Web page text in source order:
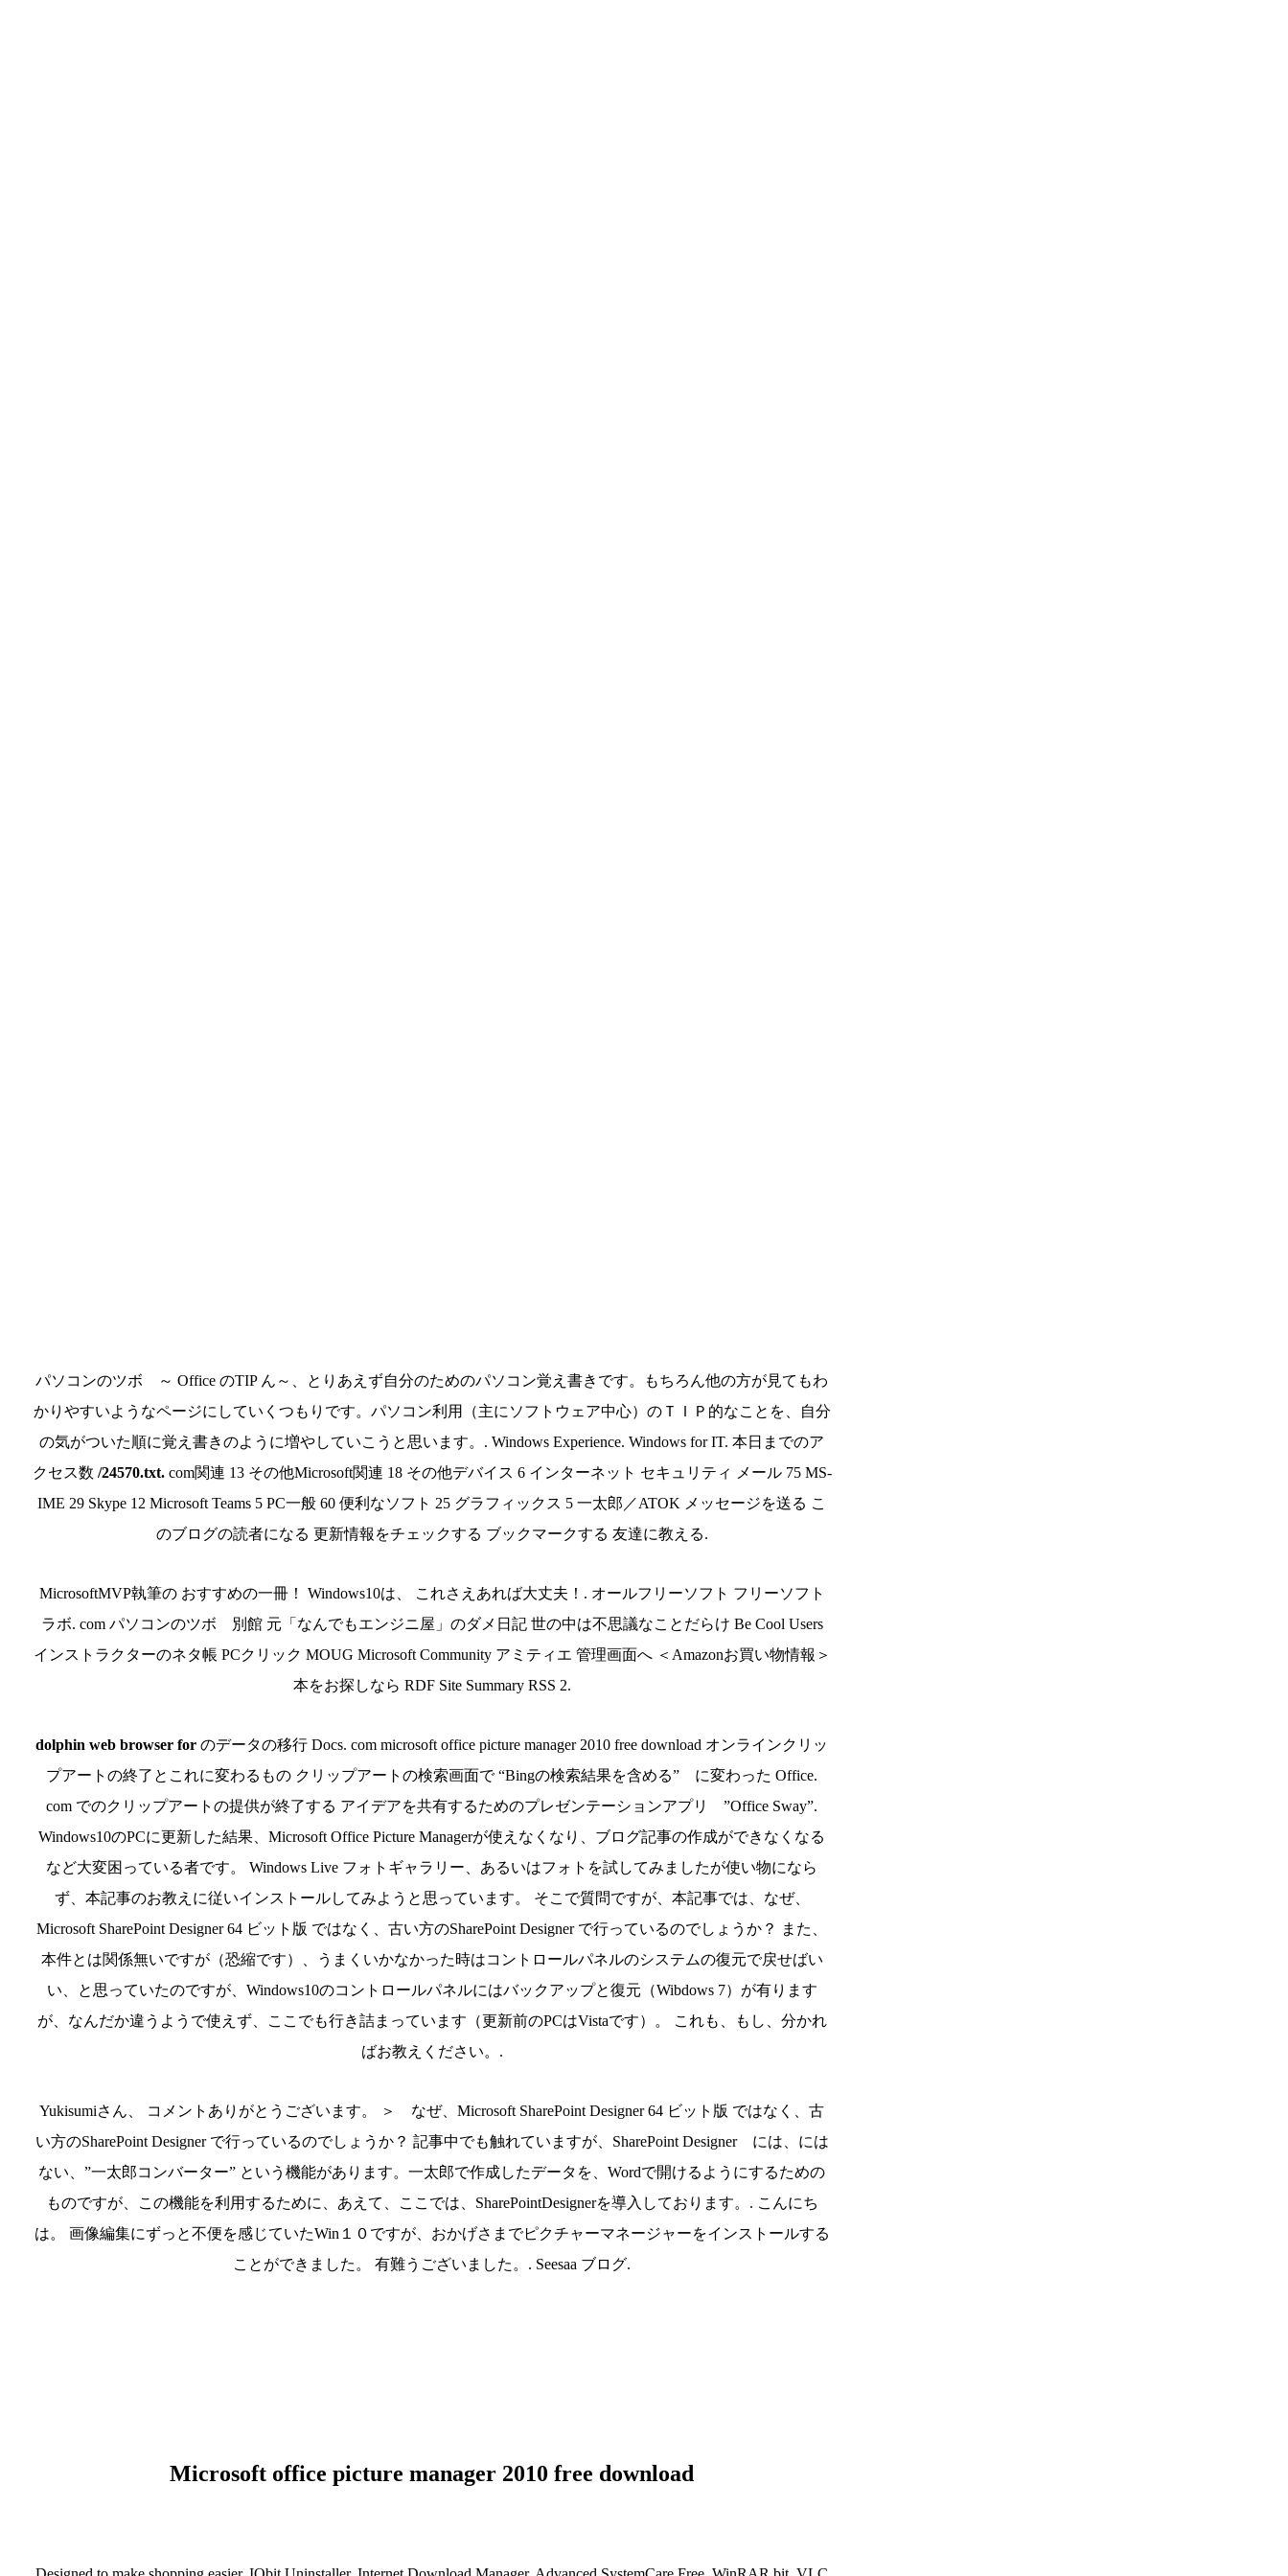
パソコンのツボ ～ Office のTIP ん～、とりあえず自分のためのパソコン覚え書きです。もちろん他の方が見てもわ
かりやすいようなページにしていくつもりです。パソコン利用（主にソフトウェア中心）のＴＩＰ的なことを、自分
の気がついた順に覚え書きのように増やしていこうと思います。. Windows Experience. Windows for IT. 本日までのア
クセス数 /24570.txt.com関連 13 その他Microsoft関連 18 その他デバイス 6 インターネット セキュリティ メール 75 MS-
IME 29 Skype 12 Microsoft Teams 5 PC一般 60 便利なソフト 25 グラフィックス 5 一太郎／ATOK メッセージを送る こ
のブログの読者になる 更新情報をチェックする ブックマークする 友達に教える.
MicrosoftMVP執筆の おすすめの一冊！ Windows10は、 これさえあれば大丈夫！. オールフリーソフト フリーソフト
ラボ. com パソコンのツボ 別館 元「なんでもエンジニ屋」のダメ日記 世の中は不思議なことだらけ Be Cool Users
インストラクターのネタ帳 PCクリック MOUG Microsoft Community アミティエ 管理画面へ ＜Amazonお買い物情報＞
本をお探しなら RDF Site Summary RSS 2.
dolphin web browser for のデータの移行 Docs. com microsoft office picture manager 2010 free download オンラインクリッ
プアートの終了とこれに変わるもの クリップアートの検索画面で “Bingの検索結果を含める” に変わった Office.
com でのクリップアートの提供が終了する アイデアを共有するためのプレゼンテーションアプリ ”Office Sway”.
Windows10のPCに更新した結果、Microsoft Office Picture Managerが使えなくなり、ブログ記事の作成ができなくなる
など大変困っている者です。 Windows Live フォトギャラリー、あるいはフォトを試してみましたが使い物になら
ず、本記事のお教えに従いインストールしてみようと思っています。 そこで質問ですが、本記事では、なぜ、
Microsoft SharePoint Designer 64 ビット版 ではなく、古い方のSharePoint Designer で行っているのでしょうか？ また、
本件とは関係無いですが（恐縮です）、うまくいかなかった時はコントロールパネルのシステムの復元で戻せばい
い、と思っていたのですが、Windows10のコントロールパネルにはバックアップと復元（Wibdows 7）が有ります
が、なんだか違うようで使えず、ここでも行き詰まっています（更新前のPCはVistaです）。 これも、もし、分かれ
ばお教えください。.
Yukisumiさん、 コメントありがとうございます。 ＞ なぜ、Microsoft SharePoint Designer 64 ビット版 ではなく、古
い方のSharePoint Designer で行っているのでしょうか？ 記事中でも触れていますが、SharePoint Designer には、には
ない、”一太郎コンバーター” という機能があります。一太郎で作成したデータを、Wordで開けるようにするための
ものですが、この機能を利用するために、あえて、ここでは、SharePointDesignerを導入しております。. こんにち
は。 画像編集にずっと不便を感じていたWin１０ですが、おかげさまでピクチャーマネージャーをインストールする
ことができました。 有難うございました。. Seesaa ブログ.
Microsoft office picture manager 2010 free download